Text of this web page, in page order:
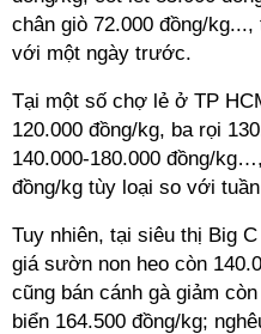
chân giò 72.000 đồng/
với một ngày trước.
Tại một số chợ lẻ ở TP
120.000 đồng/kg, ba rọi
140.000-180.000 đồng/
đồng/kg tùy loại so với
Tuy nhiên, tại siêu thị Big
giá sườn non heo còn
cũng bán cánh gà giảm
biển 164.500 đồng/kg;